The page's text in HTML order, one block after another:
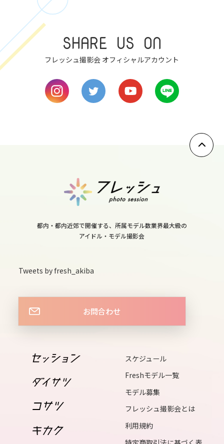
7
mon
tue
fri
sat
13
sun
mon
15
tue
16
SHARE US ON
フレッシュ撮影会 オフィシャルアカウント
都内・都内近郊で開催する、所属モデル数業界最大級の
アイドル・モデル撮影会
Tweets by fresh_akiba
お問合わせ
スケジュール
Freshモデル一覧
モデル募集
フレッシュ撮影会とは
利用規約